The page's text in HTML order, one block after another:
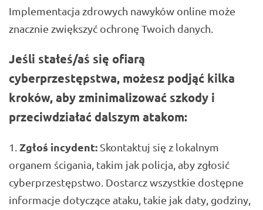
Implementacja zdrowych nawyków online może
znacznie zwiększyć ochronę Twoich danych.
Jeśli stałeś/aś się ofiarą
cyberprzestępstwa, możesz podjąć kilka
kroków, aby zminimalizować szkody i
przeciwdziałać dalszym atakom:
Zgłoś incydent: Skontaktuj się z lokalnym
organem ścigania, takim jak policja, aby zgłosić
cyberprzestępstwo. Dostarcz wszystkie dostępne
informacje dotyczące ataku, takie jak daty, godziny,